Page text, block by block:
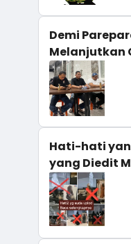
Demi
Melanjutkan
Hati-hati
yang Diedit